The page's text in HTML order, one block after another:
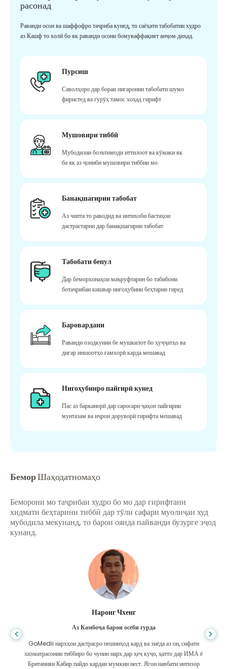
расонад
Раванди осон ва шаффофро таҷриба кунед, то саёҳати табобатии худро
аз Кашф то холӣ бо як раванди осони бомуваффақият анҷом диҳад.
Пурсиш
Саволҳоро дар бораи нигаронии табобати шумо
фиристед ва гурӯҳ тамос хоҳад гирифт
Мушовири тиббӣ
Мубодилаи боэътимоди иттилоот ва кӯмаки як
ба як аз ҷониби мушовири тиббии мо
Банақшагирии табобат
Аз чипта то раводид ва интихоби бастаҳои
дастрастарин дар банақшагирии табобат
Табобати бепул
Дар беморхонаҳои маъруфтарин бо табибони
ботаҷрибаи кишвар нигоҳубини беҳтарин гиред
Баровардани
Раванди озодкунии бе мушкилот бо ҳуҷҷатҳо ва
дигар иншоотҳо ғамхорӣ карда мешавад
Нигоҳубинро пайгирӣ кунед
Пас аз барканорӣ дар саросари ҷаҳон пайгирии
мунтазам ва иҷрои доруворӣ гирифта мешавад
БеморШаҳодатномаҳо
Беморони мо таҷрибаи худро бо мо дар гирифтани
хидмати беҳтарини тиббӣ дар тӯли сафари муолиҷаи худ
мубодила мекунанд, то барои оянда пайванди бузурге эҷод
кунанд.
Шандха Дас
Аз Бангладеш барои гастроэнтерология
Ман ба писарам ва дастаи олиҷаноби GoMedii, ки дар сафари ман аз
Бангладеш ба Ҳиндустон барои табобат ба ман кӯмак карданд, ташаккур
гуфтам. Мо дар интихоби GoMedii интихоби дуруст кардем. Онҳо